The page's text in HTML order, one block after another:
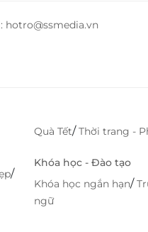
hotro@ssmedia.vn
/
Quà Tết/Thời trang -
Khóa học - Đào tạo
Khóa học ngắn hạn/
ngữ